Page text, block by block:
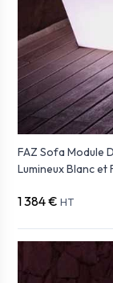
FAZ Sofa Module
Lumineux Blanc et
1 384 € HT